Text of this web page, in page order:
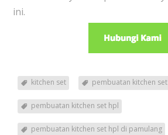
ini.
kitchen set pembuatan kitchen set
pembuatan kitchen set hpl
pembuatan kitchen set hpl di pamulang